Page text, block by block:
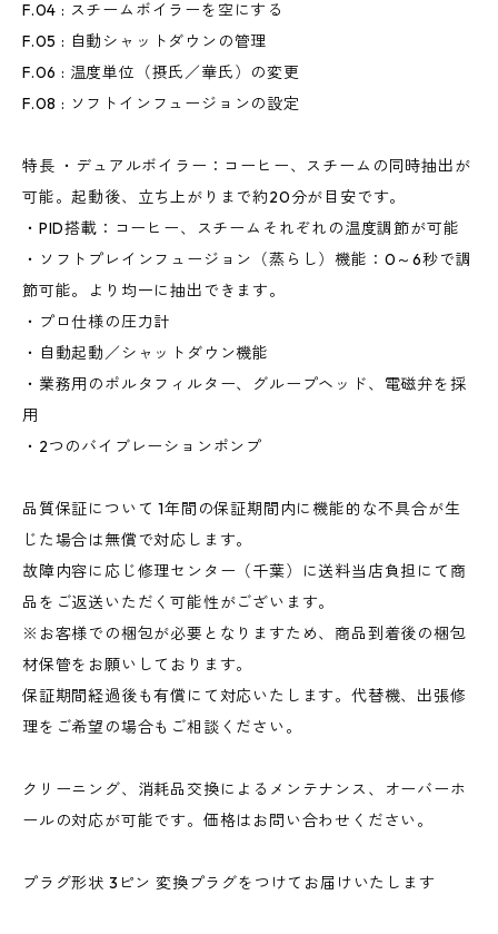
F.04 : スチームボイラーを空にする
F.05 : 自動シャットダウンの管理
F.06 : 温度単位（摂氏／華氏）の変更
F.08 : ソフトインフュージョンの設定
特長 ・デュアルボイラー：コーヒー、スチームの同時抽出が
可能。起動後、立ち上がりまで約20分が目安です。
・PID搭載：コーヒー、スチームそれぞれの温度調節が可能
・ソフトプレインフュージョン（蒸らし）機能：0～6秒で調
節可能。より均一に抽出できます。
・プロ仕様の圧力計
・自動起動／シャットダウン機能
・業務用のポルタフィルター、グループヘッド、電磁弁を採
用
・2つのバイブレーションポンプ
品質保証について 1年間の保証期間内に機能的な不具合が生
じた場合は無償で対応します。
故障内容に応じ修理センター（千葉）に送料当店負担にて商
品をご返送いただく可能性がございます。
※お客様での梱包が必要となりますため、商品到着後の梱包
材保管をお願いしております。
保証期間経過後も有償にて対応いたします。代替機、出張修
理をご希望の場合もご相談ください。
クリーニング、消耗品交換によるメンテナンス、オーバーホ
ールの対応が可能です。価格はお問い合わせください。
プラグ形状 3ピン 変換プラグをつけてお届けいたします